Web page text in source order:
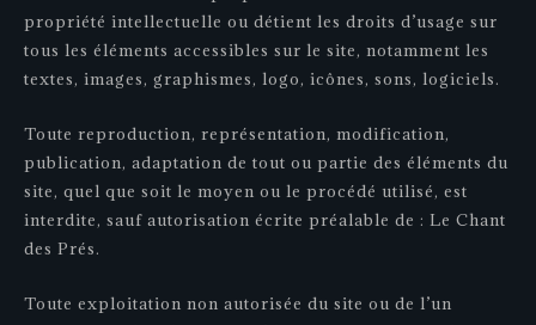
propriété intellectuelle ou détient les droits d’usage sur
tous les éléments accessibles sur le site, notamment les
textes, images, graphismes, logo, icônes, sons, logiciels.
Toute reproduction, représentation, modification,
publication, adaptation de tout ou partie des éléments du
site, quel que soit le moyen ou le procédé utilisé, est
interdite, sauf autorisation écrite préalable de : Le Chant
des Prés.
Toute exploitation non autorisée du site ou de l’un